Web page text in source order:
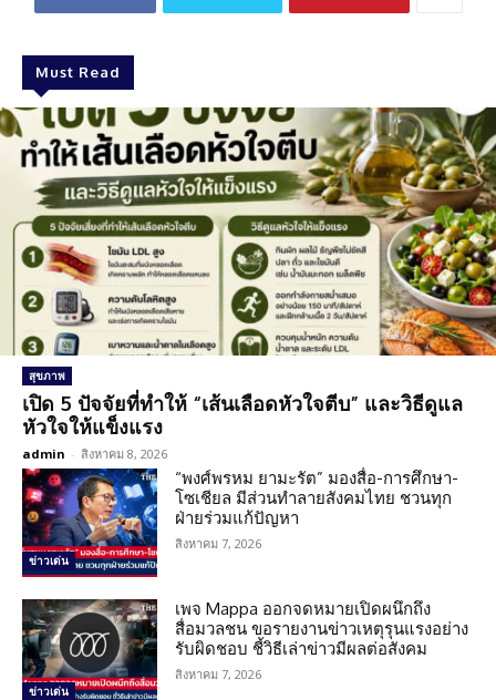
Must Read
สุขภาพ
เปิด 5 ปัจจัยที่ทำให้ “เส้นเลือดหัวใจตีบ” และวิธีดูแล
หัวใจให้แข็งแรง
admin - สิงหาคม 8, 2026
ข่าวเด่น
“พงศ์พรหม ยามะรัต” มองสื่อ-การศึกษา-
โซเชียล มีส่วนทำลายสังคมไทย ชวนทุก
ฝ่ายร่วมแก้ปัญหา
สิงหาคม 7, 2026
ข่าวเด่น
เพจ Mappa ออกจดหมายเปิดผนึกถึง
สื่อมวลชน ขอรายงานข่าวเหตุรุนแรงอย่าง
รับผิดชอบ ชี้วิธีเล่าข่าวมีผลต่อสังคม
สิงหาคม 7, 2026